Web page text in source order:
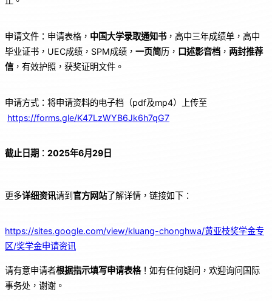
申请文件：申请表格， 中国大学录取通知书 ，高中三年成绩单，高中
毕业证书，UEC成绩，SPM成绩， 一页简历， 口述影音档 ， 两封推荐
信，有效护照，获奖证明文件。
申请方式：将申请资料的电子档（pdf及mp4）上传至
https://forms.gle/K47LzWYB6Jk6h7qG7
截止日期 ： 2025年6月29 日
更多详细资讯请到 官方网站了解详情，链接如下：
https://sites.google.com/view/kluang-chonghwa/黄亚枝奖学金专
区/奖学金申请资讯
请有意申请者根据指示填写申请表格！如有任何疑问，欢迎询问国际
事务处，谢谢。